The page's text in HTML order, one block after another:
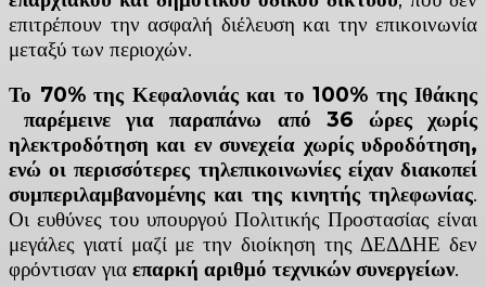
επιτρέπουν την ασφαλή διέλευση και την επικοινωνία
μεταξύ των περιοχών.
Το 70% της Κεφαλονιάς και το 100% της Ιθάκης
παρέμεινε για παραπάνω από 36 ώρες χωρίς
ηλεκτροδότηση και εν συνεχεία χωρίς υδροδότηση,
ενώ οι περισσότερες τηλεπικοινωνίες είχαν διακοπεί
συμπεριλαμβανομένης και της κινητής τηλεφωνίας.
Οι ευθύνες του υπουργού Πολιτικής Προστασίας είναι
μεγάλες γιατί μαζί με την διοίκηση της ΔΕΔΔΗΕ δεν
φρόντισαν για επαρκή αριθμό τεχνικών συνεργείων.